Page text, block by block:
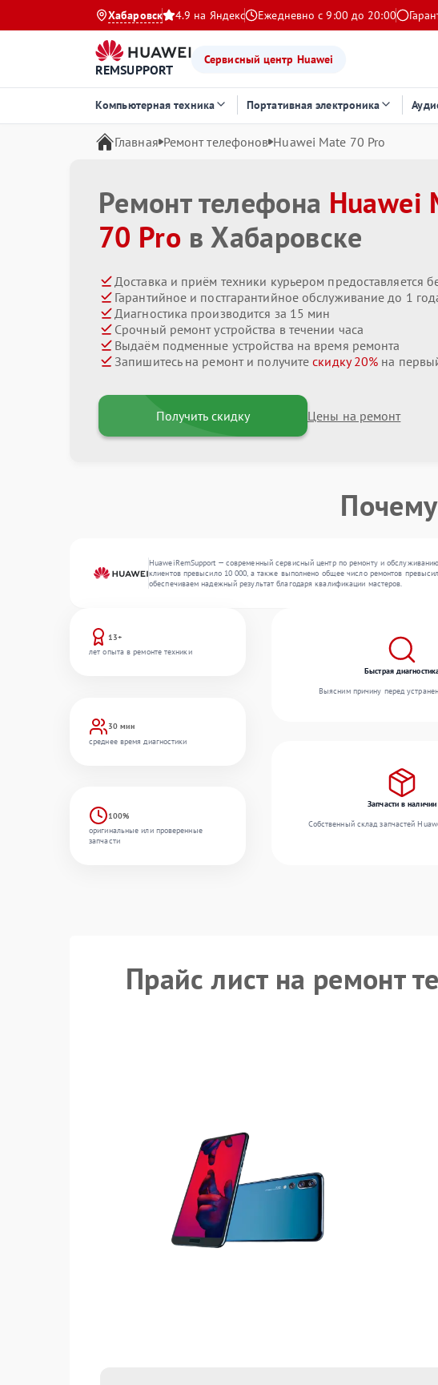
Хабаровск 4.9 на Яндекс Ежедневно с 9:00 до 20:00
REMSUPPORT
Сервисный центр Huawei
Компьютерная техника Портативная электроника
Главная Ремонт телефонов Huawei Mate 70 Pro
Ремонт телефона Huawei
70 Pro в Хабаровске
Доставка и приём техники курьером предоставляется
Гарантийное и постгарантийное обслуживание до 1
Диагностика производится за 15 мин
Срочный ремонт устройства в течении часа
Выдаём подменные устройства на время ремонта
Запишитесь на ремонт и получитескидку 20% на
Получить скидку Цены на ремонт
HuaweiRemSupport — современный сервисный центр по ремонту и
клиентов превысило 10 000, а также выполнено общее число ремонтов
обеспечиваем надежный результат благодаря квалификации мастеров.
13+
лет опыта в ремонте техники
30 мин
среднее время диагностики
100%
оригинальные или проверенные
запчасти
Быстрая
Выясним причину перед
Запчасти в наличии
Собственный склад запчастей
Прайс лист на ремонт